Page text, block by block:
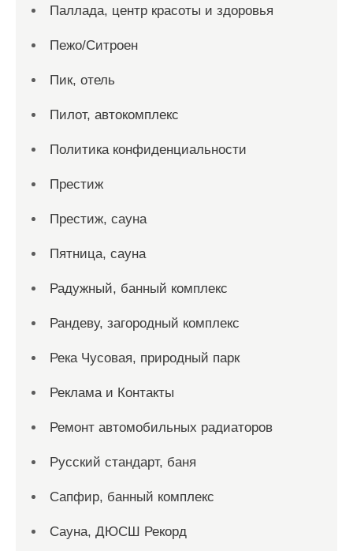
Паллада, центр красоты и здоровья
Пежо/Ситроен
Пик, отель
Пилот, автокомплекс
Политика конфиденциальности
Престиж
Престиж, сауна
Пятница, сауна
Радужный, банный комплекс
Рандеву, загородный комплекс
Река Чусовая, природный парк
Реклама и Контакты
Ремонт автомобильных радиаторов
Русский стандарт, баня
Сапфир, банный комплекс
Сауна, ДЮСШ Рекорд